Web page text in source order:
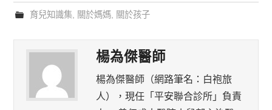
育兒知識集, 關於媽媽, 關於孩子
楊為傑醫師
楊為傑醫師（網路筆名：白袍旅
人），現任「平安聯合診所」負責